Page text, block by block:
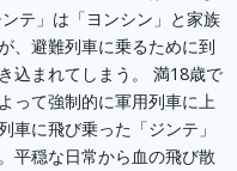
テ」は「ヨンシン」と家族
、避難列車に乗るために到
込まれてしまう。 満18歳で
って強制的に軍用列車に上
車に飛び乗った「ジンテ」
平穏な日常から血の飛び散